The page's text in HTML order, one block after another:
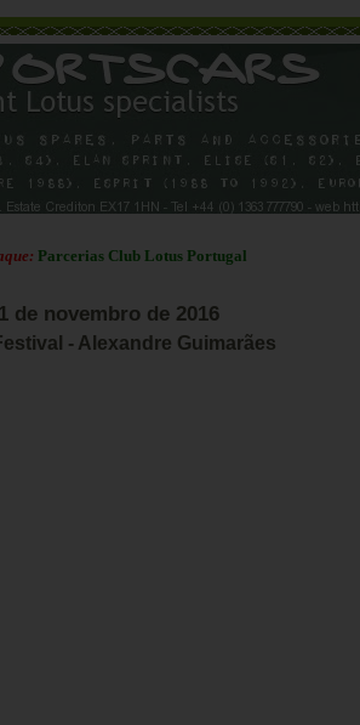
Club Lotus Portugal
de novembro de 2016
- Alexandre Guimarães